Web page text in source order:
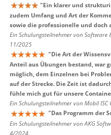
"Ein klarer und
zudem Umfang und Art der
sowie die professionelle und doch
Ein Schulungsteilnehmer von
11/2025
"Die Art der
Anteil aus Übungen bestand, war
möglich, dem Einzelnen bei
auf der Strecke. Die Zeit ist
fühle mich gut für unsere
Ein Schulungsteilnehmer von Mobil
"Das Programm der
Ein Schulungsteilnehmer von AKG
4/2024